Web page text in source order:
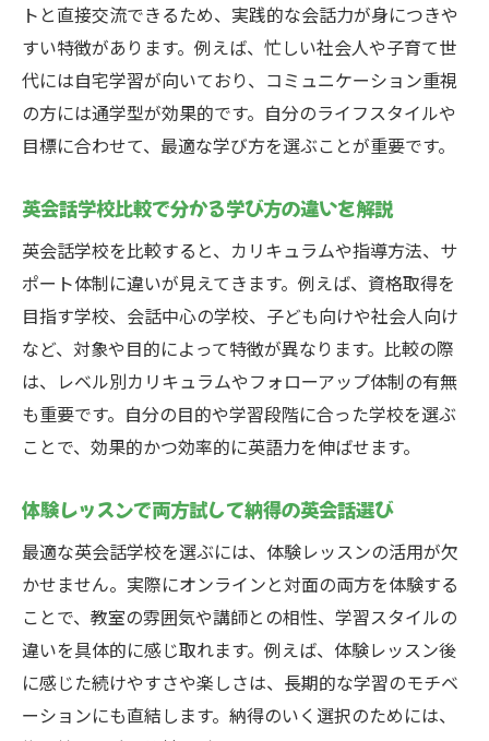
トと直接交流できるため、実践的な会話力が身につきや
すい特徴があります。例えば、忙しい社会人や子育て世
代には自宅学習が向いており、コミュニケーション重視
の方には通学型が効果的です。自分のライフスタイルや
目標に合わせて、最適な学び方を選ぶことが重要です。
英会話学校比較で分かる学び方の違いを解説
英会話学校を比較すると、カリキュラムや指導方法、サ
ポート体制に違いが見えてきます。例えば、資格取得を
目指す学校、会話中心の学校、子ども向けや社会人向け
など、対象や目的によって特徴が異なります。比較の際
は、レベル別カリキュラムやフォローアップ体制の有無
も重要です。自分の目的や学習段階に合った学校を選ぶ
ことで、効果的かつ効率的に英語力を伸ばせます。
体験レッスンで両方試して納得の英会話選び
最適な英会話学校を選ぶには、体験レッスンの活用が欠
かせません。実際にオンラインと対面の両方を体験する
ことで、教室の雰囲気や講師との相性、学習スタイルの
違いを具体的に感じ取れます。例えば、体験レッスン後
に感じた続けやすさや楽しさは、長期的な学習のモチベ
ーションにも直結します。納得のいく選択のためには、